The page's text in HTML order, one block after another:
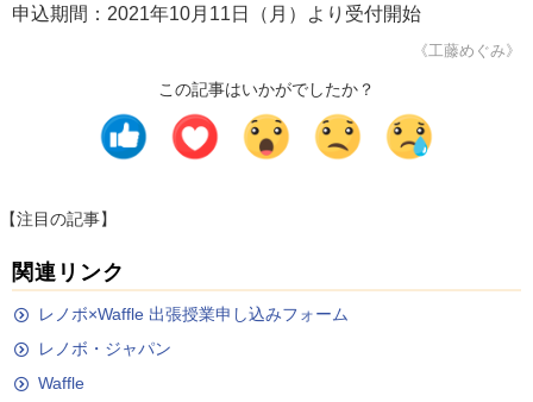
申込期間：2021年10月11日（月）より受付開始
《工藤めぐみ》
この記事はいかがでしたか？
【注目の記事】
関連リンク
レノボ×Waffle 出張授業申し込みフォーム
レノボ・ジャパン
Waffle